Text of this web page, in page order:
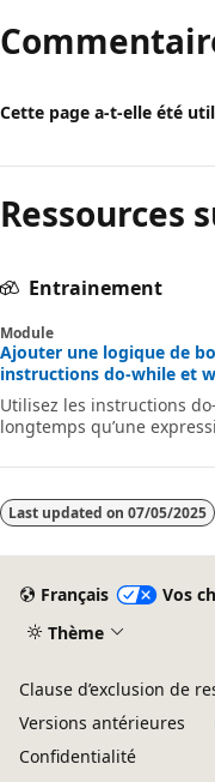
Cette page a-t-elle été
Ressources
Entrainement
Module
Ajouter une logique de
instructions do-while et
Utilisez les instructions
longtemps qu’une
Last updated on 07/05/2025
Français
Vos
Thème
Clause d’exclusion de
Versions antérieures
Confidentialité